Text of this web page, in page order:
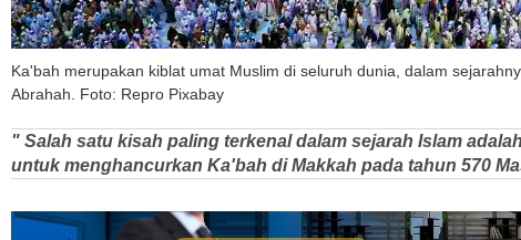
Ka'bah merupakan kiblat umat Muslim di seluruh dunia, dalam
Abrahah. Foto: Repro Pixabay
" Salah satu kisah paling terkenal dalam sejarah Islam
untuk menghancurkan Ka'bah di Makkah pada tahun 570